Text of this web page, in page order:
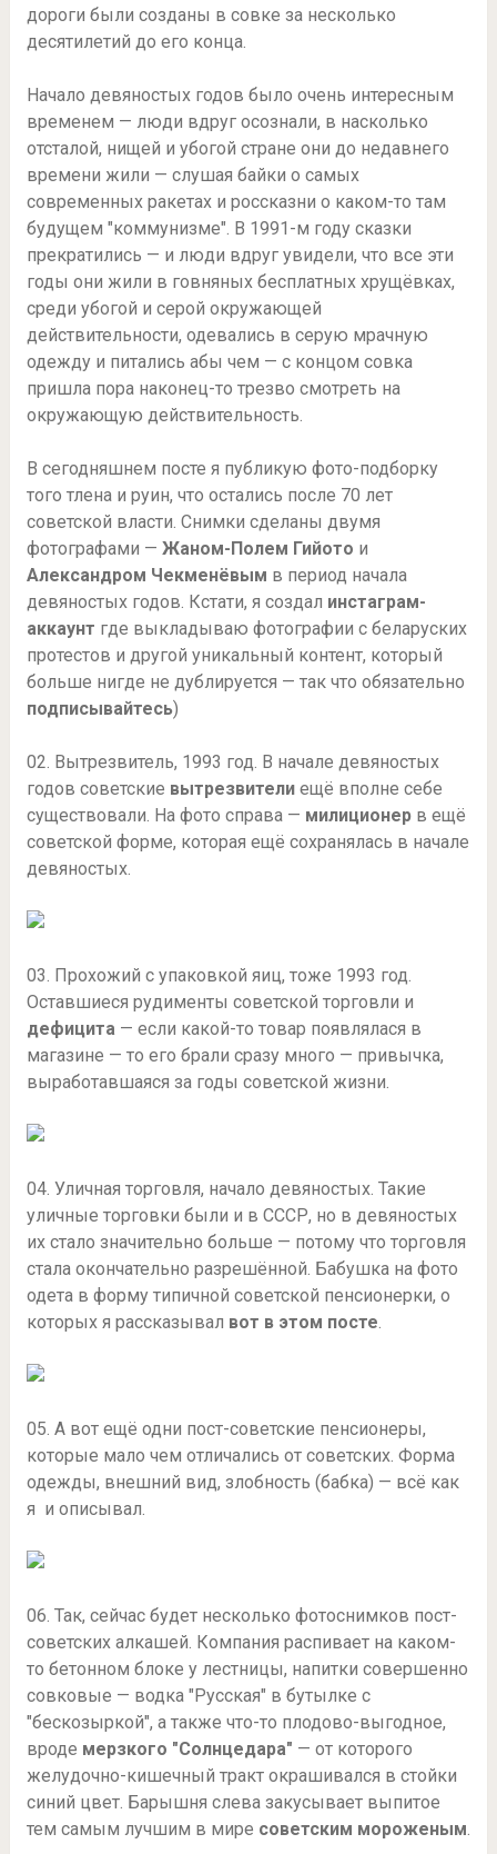
дороги были созданы в совке за несколько
десятилетий до его конца.
Начало девяностых годов было очень интересным
временем — люди вдруг осознали, в насколько
отсталой, нищей и убогой стране они до недавнего
времени жили — слушая байки о самых
современных ракетах и россказни о каком-то там
будущем "коммунизме". В 1991-м году сказки
прекратились — и люди вдруг увидели, что все эти
годы они жили в говняных бесплатных хрущёвках,
среди убогой и серой окружающей
действительности, одевались в серую мрачную
одежду и питались абы чем — с концом совка
пришла пора наконец-то трезво смотреть на
окружающую действительность.
В сегодняшнем посте я публикую фото-подборку
того тлена и руин, что остались после 70 лет
советской власти. Снимки сделаны двумя
фотографами — Жаном-Полем Гийото и
Александром Чекменёвым в период начала
девяностых годов. Кстати, я создал инстаграм-
аккаунт где выкладываю фотографии с беларуских
протестов и другой уникальный контент, который
больше нигде не дублируется — так что обязательно
подписывайтесь)
02. Вытрезвитель, 1993 год. В начале девяностых
годов советские вытрезвителиещё вполне себе
существовали. На фото справа — милиционерв ещё
советской форме, которая ещё сохранялась в начале
девяностых.
03. Прохожий с упаковкой яиц, тоже 1993 год.
Оставшиеся рудименты советской торговли и
дефицита— если какой-то товар появлялася в
магазине — то его брали сразу много — привычка,
выработавшаяся за годы советской жизни.
04. Уличная торговля, начало девяностых. Такие
уличные торговки были и в СССР, но в девяностых
их стало значительно больше — потому что торговля
стала окончательно разрешённой. Бабушка на фото
одета в форму типичной советской пенсионерки, о
которых я рассказывал вот в этом посте.
05. А вот ещё одни пост-советские пенсионеры,
которые мало чем отличались от советских. Форма
одежды, внешний вид, злобность (бабка) — всё как
я и описывал.
06. Так, сейчас будет несколько фотоснимков пост-
советских алкашей. Компания распивает на каком-
то бетонном блоке у лестницы, напитки совершенно
совковые — водка "Русская" в бутылке с
"бескозыркой", а также что-то плодово-выгодное,
вроде мерзкого "Солнцедара" — от которого
желудочно-кишечный тракт окрашивался в стойки
синий цвет. Барышня слева закусывает выпитое
тем самым лучшим в мире советским мороженым.